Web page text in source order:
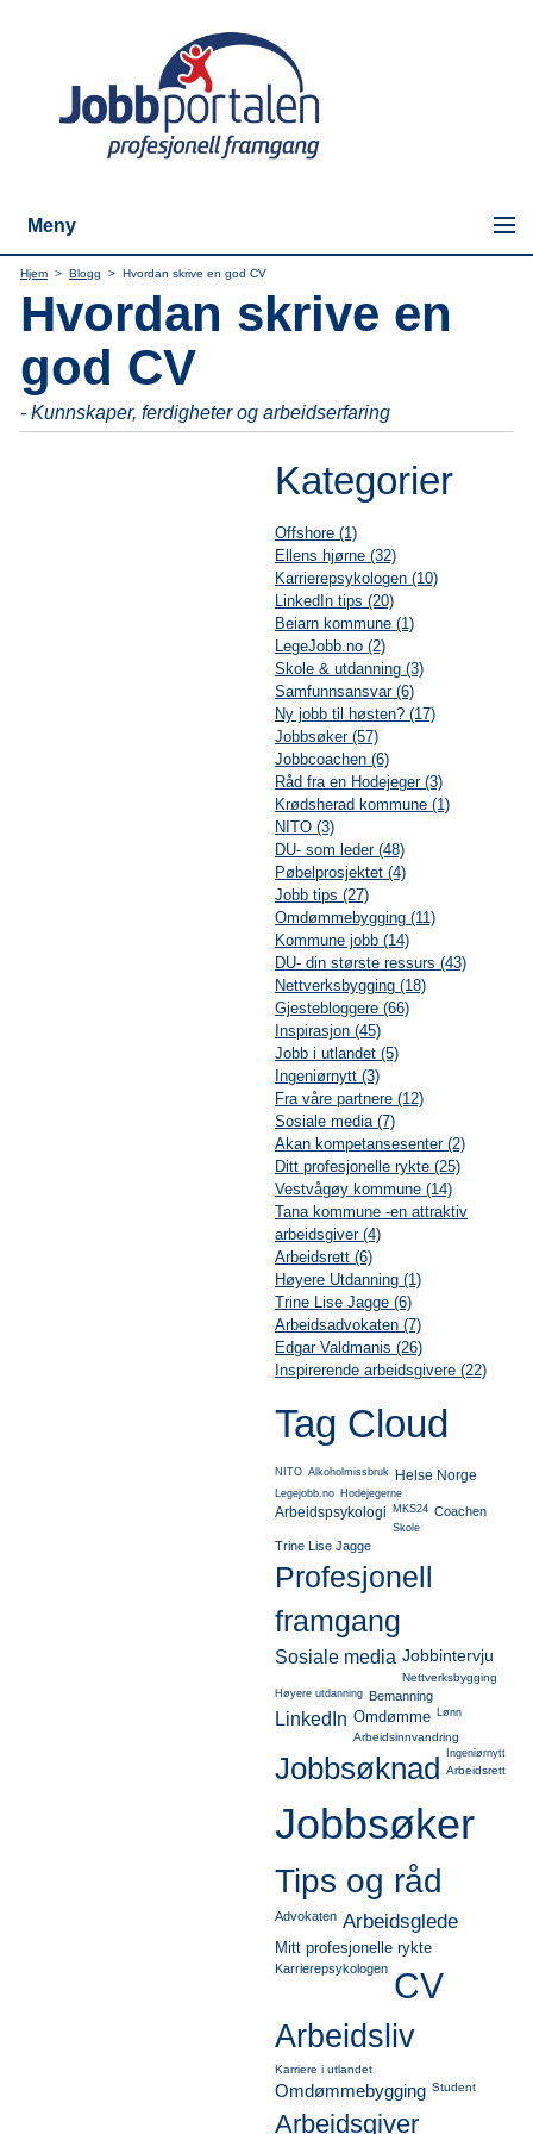
Meny
Hjem > Blogg > Hvordan skrive en god CV
Hvordan skrive en
god CV
- Kunnskaper, ferdigheter og arbeidserfaring
Kategorier
Offshore (1)
Ellens hjørne (32)
Karrierepsykologen (10)
LinkedIn tips (20)
Beiarn kommune (1)
LegeJobb.no (2)
Skole & utdanning (3)
Samfunnsansvar (6)
Ny jobb til høsten? (17)
Jobbsøker (57)
Jobbcoachen (6)
Råd fra en Hodejeger (3)
Krødsherad kommune (1)
NITO (3)
DU- som leder (48)
Pøbelprosjektet (4)
Jobb tips (27)
Omdømmebygging (11)
Kommune jobb (14)
DU- din største ressurs (43)
Nettverksbygging (18)
Gjestebloggere (66)
Inspirasjon (45)
Jobb i utlandet (5)
Ingeniørnytt (3)
Fra våre partnere (12)
Sosiale media (7)
Akan kompetansesenter (2)
Ditt profesjonelle rykte (25)
Vestvågøy kommune (14)
Tana kommune -en attraktiv
arbeidsgiver (4)
Arbeidsrett (6)
Høyere Utdanning (1)
Trine Lise Jagge (6)
Arbeidsadvokaten (7)
Edgar Valdmanis (26)
Inspirerende arbeidsgivere (22)
Tag Cloud
NITO Alkoholmissbruk Helse Norge
Legejobb.no Hodejegerne
Arbeidspsykologi MKS24 Coachen
Skole
Trine Lise Jagge
Profesjonell
framgang
Sosiale media Jobbintervju
Nettverksbygging
Høyere utdanning Bemanning
LinkedIn Omdømme Lønn
Arbeidsinnvandring
Jobbsøknad Ingeniørnytt
Arbeidsrett
Jobbsøker
Tips og råd
Advokaten Arbeidsglede
Mitt profesjonelle rykte
Karrierepsykologen CV
Arbeidsliv
Karriere i utlandet
Omdømmebygging Student
Arbeidsgiver